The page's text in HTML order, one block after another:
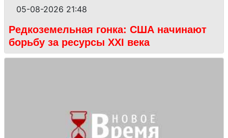
05-08-2026 21:48
Редкоземельная гонка: США начинают
борьбу за ресурсы XXI века